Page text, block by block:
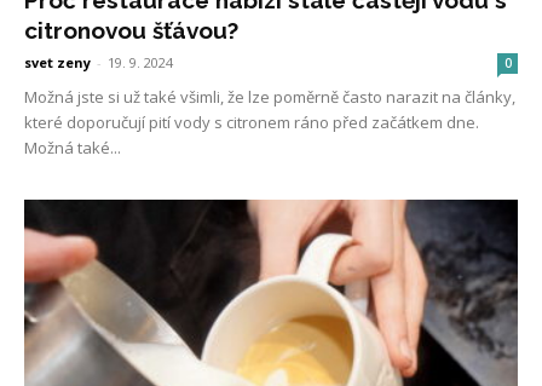
citronovou šťávou?
svet zeny - 19. 9. 2024 0
Možná jste si už také všimli, že lze poměrně často narazit na články,
které doporučují pití vody s citronem ráno před začátkem dne.
Možná také...